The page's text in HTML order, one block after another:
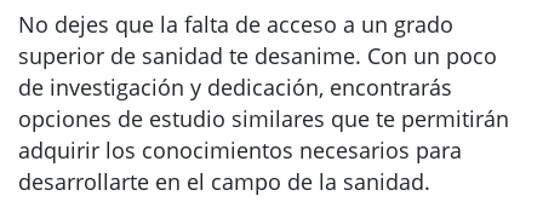
No dejes que la falta de acceso a un grado
superior de sanidad te desanime. Con un poco
de investigación y dedicación, encontrarás
opciones de estudio similares que te permitirán
adquirir los conocimientos necesarios para
desarrollarte en el campo de la sanidad.